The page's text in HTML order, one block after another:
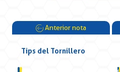
Anterior nota
Tips del Tornillero